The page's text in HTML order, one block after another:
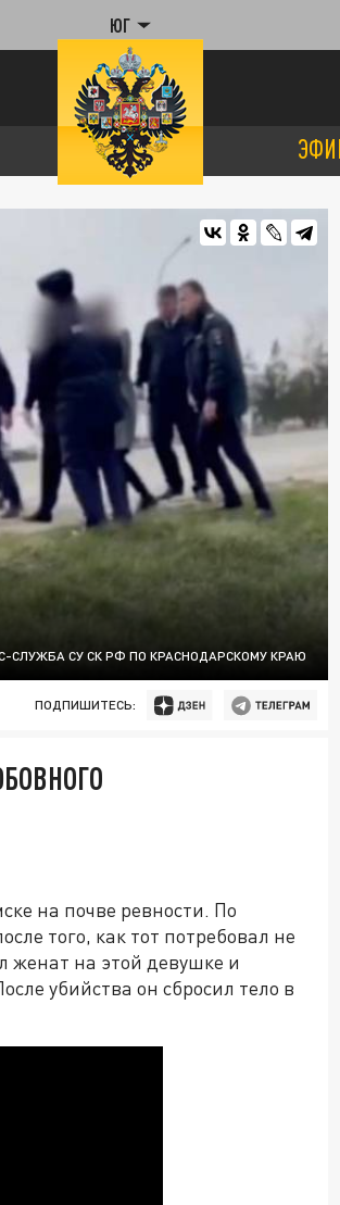
ЮГ
СЛУЖБА СУ СК РФ ПО КРАСНОДАРСКОМУ КРАЮ
ПОДПИШИТЕСЬ:
на почве ревности. По
того, как тот потребовал не
женат на этой девушке и
убийства он сбросил тело в